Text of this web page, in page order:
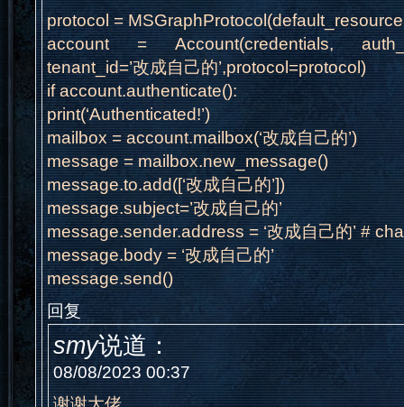
protocol =
account = Account(credentials,
tenant_id=’改成自己的’,protocol=protocol)
if account.authenticate():
print(‘Authenticated!’)
mailbox = account.mailbox(‘改成自己的’)
message = mailbox.new_message()
message.to.add([‘改成自己的’])
message.subject=’改成自己的’
message.sender.address = ‘改成自己的’ #
message.body = ‘改成自己的’
message.send()
回复
smy说道：
08/08/2023 00:37